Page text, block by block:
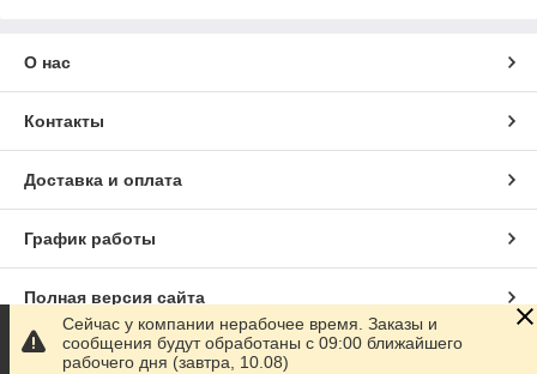
О нас
Контакты
Доставка и оплата
График работы
Полная версия сайта
Сайт создан на маркетплейсеSatu.kz
Сейчас у компании нерабочее время. Заказы и
сообщения будут обработаны с 09:00 ближайшего
рабочего дня (завтра, 10.08)